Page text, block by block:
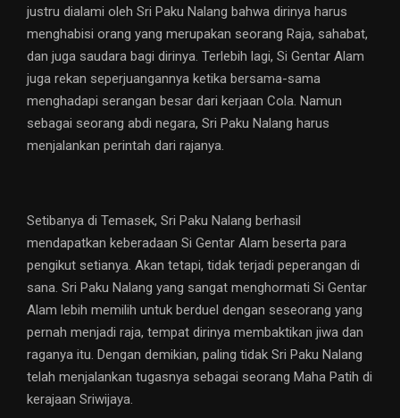
justru dialami oleh Sri Paku Nalang bahwa dirinya harus
menghabisi orang yang merupakan seorang Raja, sahabat,
dan juga saudara bagi dirinya. Terlebih lagi, Si Gentar Alam
juga rekan seperjuangannya ketika bersama-sama
menghadapi serangan besar dari kerjaan Cola. Namun
sebagai seorang abdi negara, Sri Paku Nalang harus
menjalankan perintah dari rajanya.
Setibanya di Temasek, Sri Paku Nalang berhasil
mendapatkan keberadaan Si Gentar Alam beserta para
pengikut setianya. Akan tetapi, tidak terjadi peperangan di
sana. Sri Paku Nalang yang sangat menghormati Si Gentar
Alam lebih memilih untuk berduel dengan seseorang yang
pernah menjadi raja, tempat dirinya membaktikan jiwa dan
raganya itu. Dengan demikian, paling tidak Sri Paku Nalang
telah menjalankan tugasnya sebagai seorang Maha Patih di
kerajaan Sriwijaya.